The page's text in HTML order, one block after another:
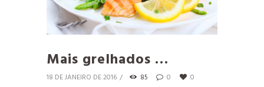
Mais grelhados …
18 DE JANEIRO DE 2016 85 0 0